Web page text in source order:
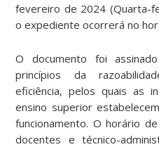
fevereiro de 2024 (Quarta-
o expediente ocorrerá no
O documento foi
princípios da
eficiência, pelos quais as
ensino superior
funcionamento. O horário
docentes e técnico-